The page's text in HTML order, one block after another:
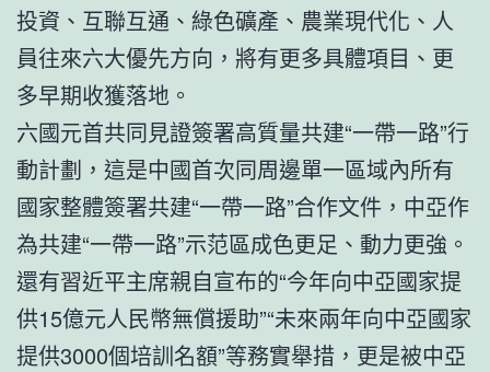
投資、互聯互通、綠色礦產、農業現代化、人
員往來六大優先方向，將有更多具體項目、更
多早期收獲落地。
六國元首共同見證簽署高質量共建“一帶一路”行
動計劃，這是中國首次同周邊單一區域內所有
國家整體簽署共建“一帶一路”合作文件，中亞作
為共建“一帶一路”示范區成色更足、動力更強。
還有習近平主席親自宣布的“今年向中亞國家提
供15億元人民幣無償援助”“未來兩年向中亞國家
提供3000個培訓名額”等務實舉措，更是被中亞